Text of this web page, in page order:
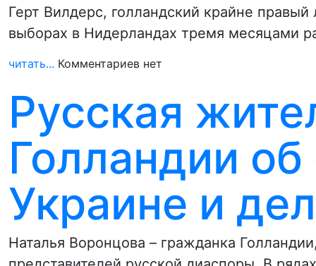
Герт Вилдерс, голландский крайне
выборах в Нидерландах тремя месяцами
читать... Комментариев нет
Русская
Голландии
Украине и
Наталья Воронцова – гражданка